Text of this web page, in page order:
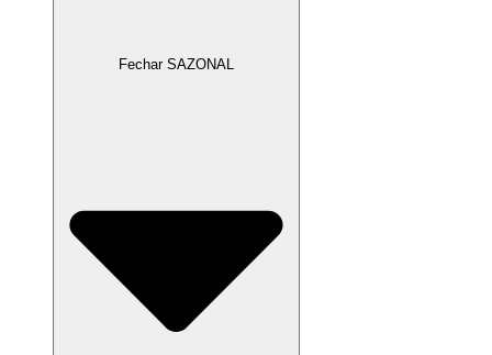
Fechar SAZONAL